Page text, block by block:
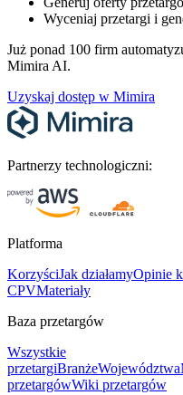
Wyceniaj przetargi i
Już ponad 100 firm
Mimira AI.
Uzyskaj dostęp w Mimira
Partnerzy technologiczni:
Platforma
KorzyściJak działamyOpinie
CPVMateriały
Baza przetargów
Wszystkie
przetargiBranżeWojewództwa
przetargówWiki przetargów